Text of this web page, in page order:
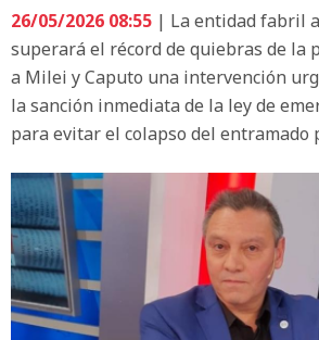
26/05/2026 08:55 | La entidad fabril
superará el récord de quiebras de la
a Milei y Caputo una intervención
la sanción inmediata de la ley de
para evitar el colapso del entramado